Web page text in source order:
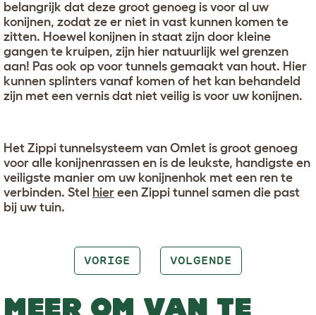
belangrijk dat deze groot genoeg is voor al uw
konijnen, zodat ze er niet in vast kunnen komen te
zitten. Hoewel konijnen in staat zijn door kleine
gangen te kruipen, zijn hier natuurlijk wel grenzen
aan! Pas ook op voor tunnels gemaakt van hout. Hier
kunnen splinters vanaf komen of het kan behandeld
zijn met een vernis dat niet veilig is voor uw konijnen.
Het Zippi tunnelsysteem van Omlet is groot genoeg
voor alle konijnenrassen en is de leukste, handigste en
veiligste manier om uw konijnenhok met een ren te
verbinden. Stel hier een Zippi tunnel samen die past
bij uw tuin.
VORIGE VOLGENDE
MEER OM VAN TE